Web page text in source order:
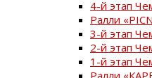
4-й этап
Ралли
3-й этап
2-й этап
1-й этап
Ралли